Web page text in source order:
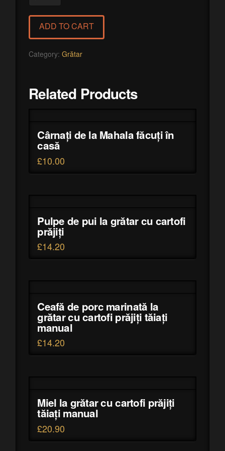
miel
piure
quantity
ADD TO CART
Category:Grătar
Related Products
Cârnați de la Mahala făcuți în
casă
£10.00
Pulpe de pui la grătar cu cartofi
prăjiți
£14.20
Ceafă de porc marinată la
grătar cu cartofi prăjiți tăiați
manual
£14.20
Miel la grătar cu cartofi prăjiți
tăiați manual
£20.90